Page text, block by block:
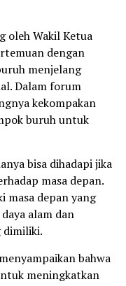
oleh Wakil Ketua
dengan
menjelang
Dalam forum
kekompakan
buruh untuk
bisa dihadapi jika
masa depan.
masa depan yang
alam dan
dimiliki.
bahwa
meningkatkan